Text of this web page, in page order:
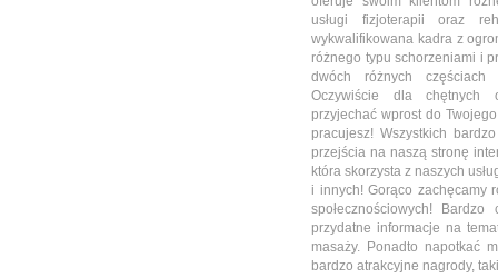
usługi fizjoterapii oraz
wykwalifikowana kadra z
różnego typu schorzeniami i
dwóch różnych częściach
Oczywiście dla chętnych
przyjechać wprost do
pracujesz! Wszystkich
przejścia na naszą stronę
która skorzysta z naszych
i innych! Gorąco zachęcamy
społecznościowych!
przydatne informacje na
masaży. Ponadto napotkać
bardzo atrakcyjne nagrody,